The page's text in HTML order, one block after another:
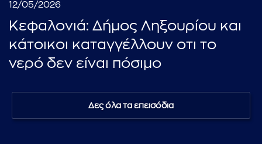
12/05/2026
Κεφαλονιά: Δήμος Ληξουρίου και
κάτοικοι καταγγέλλουν οτι το
νερό δεν είναι πόσιμο
Δες όλα τα επεισόδια